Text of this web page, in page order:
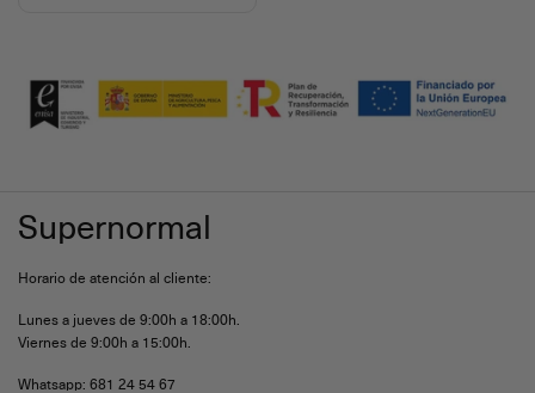
Supernormal
Horario de atención al cliente:
Lunes a jueves de 9:00h a 18:00h.
Viernes de 9:00h a 15:00h.
Whatsapp: 681 24 54 67